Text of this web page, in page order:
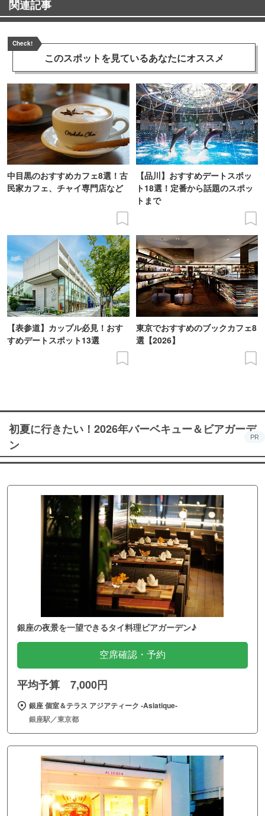
関連記事
Check!
このスポットを見ているあなたにオススメ
中目黒のおすすめカフェ8選！古
民家カフェ、チャイ専門店など
【品川】おすすめデートスポッ
ト18選！定番から話題のスポッ
トまで
【表参道】カップル必見！おす
すめデートスポット13選
東京でおすすめのブックカフェ8
選【2026】
初夏に行きたい！2026年バーベキュー＆ビアガーデ
ン
PR
銀座の夜景を一望できるタイ料理ビアガーデン♪
空席確認・予約
平均予算 7,000円
銀座 個室＆テラス アジアティーク ‐Asiatique‐
銀座駅／東京都